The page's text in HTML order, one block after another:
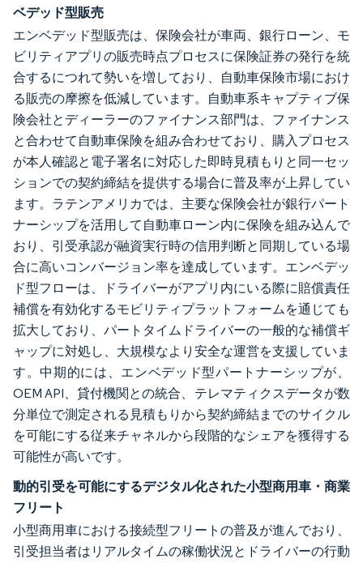
ベデッド型販売
エンベデッド型販売は、保険会社が車両、銀行ローン、モ
ビリティアプリの販売時点プロセスに保険証券の発行を統
合するにつれて勢いを増しており、自動車保険市場におけ
る販売の摩擦を低減しています。自動車系キャプティブ保
険会社とディーラーのファイナンス部門は、ファイナンス
と合わせて自動車保険を組み合わせており、購入プロセス
が本人確認と電子署名に対応した即時見積もりと同一セッ
ションでの契約締結を提供する場合に普及率が上昇してい
ます。ラテンアメリカでは、主要な保険会社が銀行パート
ナーシップを活用して自動車ローン内に保険を組み込んで
おり、引受承認が融資実行時の信用判断と同期している場
合に高いコンバージョン率を達成しています。エンベデッ
ド型フローは、ドライバーがアプリ内にいる際に賠償責任
補償を有効化するモビリティプラットフォームを通じても
拡大しており、パートタイムドライバーの一般的な補償ギ
ャップに対処し、大規模なより安全な運営を支援していま
す。中期的には、エンベデッド型パートナーシップが、
OEM API、貸付機関との統合、テレマティクスデータが数
分単位で測定される見積もりから契約締結までのサイクル
を可能にする従来チャネルから段階的なシェアを獲得する
可能性が高いです。
動的引受を可能にするデジタル化された小型商用車・商業
フリート
小型商用車における接続型フリートの普及が進んでおり、
引受担当者はリアルタイムの稼働状況とドライバーの行動